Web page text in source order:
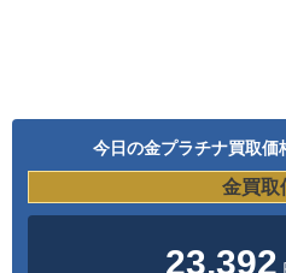
今日の金プラチナ買取価
金買取
23,392